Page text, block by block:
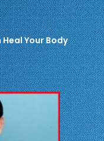
Your Body